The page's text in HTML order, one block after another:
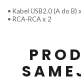
• Kabel USB2.0 (A do B)
• RCA-RCA x 2